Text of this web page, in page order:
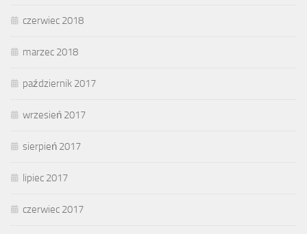
czerwiec 2018
marzec 2018
październik 2017
wrzesień 2017
sierpień 2017
lipiec 2017
czerwiec 2017